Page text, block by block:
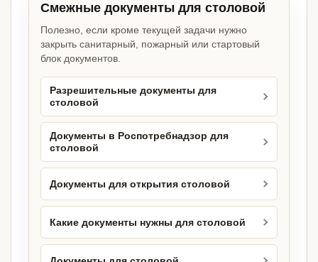
Смежные документы для столовой
Полезно, если кроме текущей задачи нужно
закрыть санитарный, пожарный или стартовый
блок документов.
Разрешительные документы для
столовой
Документы в Роспотребнадзор для
столовой
Документы для открытия столовой
Какие документы нужны для столовой